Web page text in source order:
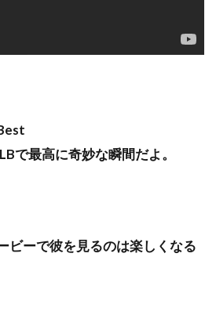
で最高に奇妙な瞬間だよ。
ビーで彼を見るのは楽しくなる